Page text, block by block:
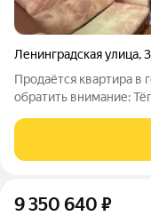
Ленинградская улица,
Продаётся квартира в
обратить внимание:
1.Комнаты раздельные,
9 350 640 ₽